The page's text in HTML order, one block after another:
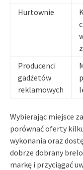
Hurtownie
Producenci
gadżetów
reklamowych
Wybierając miejsce
porównać oferty
wykonania oraz
dobrze dobrany
markę i przyciągać